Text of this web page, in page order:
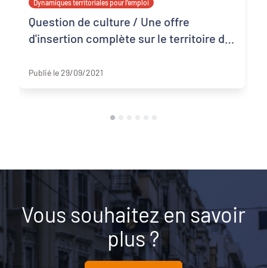
Dynamiques territoriales pour l’emploi
Question de culture / Une offre
d'insertion complète sur le territoire du
Publié le 29/09/2021
Vous souhaitez en savoir
plus ?